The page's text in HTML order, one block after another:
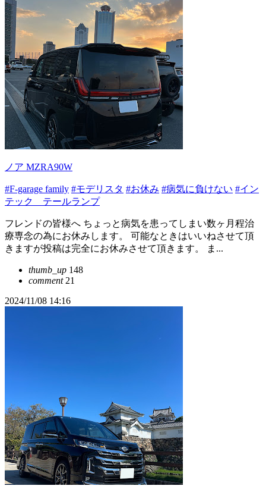
ノア MZRA90W
#F-garage family #モデリスタ #お休み #病気に負けない #イン
テック テールランプ
フレンドの皆様へ ちょっと病気を患ってしまい数ヶ月程治
療専念の為にお休みします。 可能なときはいいねさせて頂
きますが投稿は完全にお休みさせて頂きます。 ま...
thumb_up 148
comment21
2024/11/08 14:16